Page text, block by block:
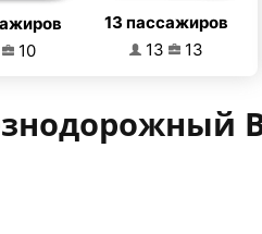
10
13 пассажиров
13
13